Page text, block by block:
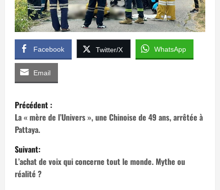
Facebook Twitter/X WhatsApp
Email
N
a
v
i
g
Précédent :
La « mère de l’Univers », une Chinoise de 49 ans, arrêtée à
Pattaya.
Suivant:
L’achat de voix qui concerne tout le monde. Mythe ou
réalité ?